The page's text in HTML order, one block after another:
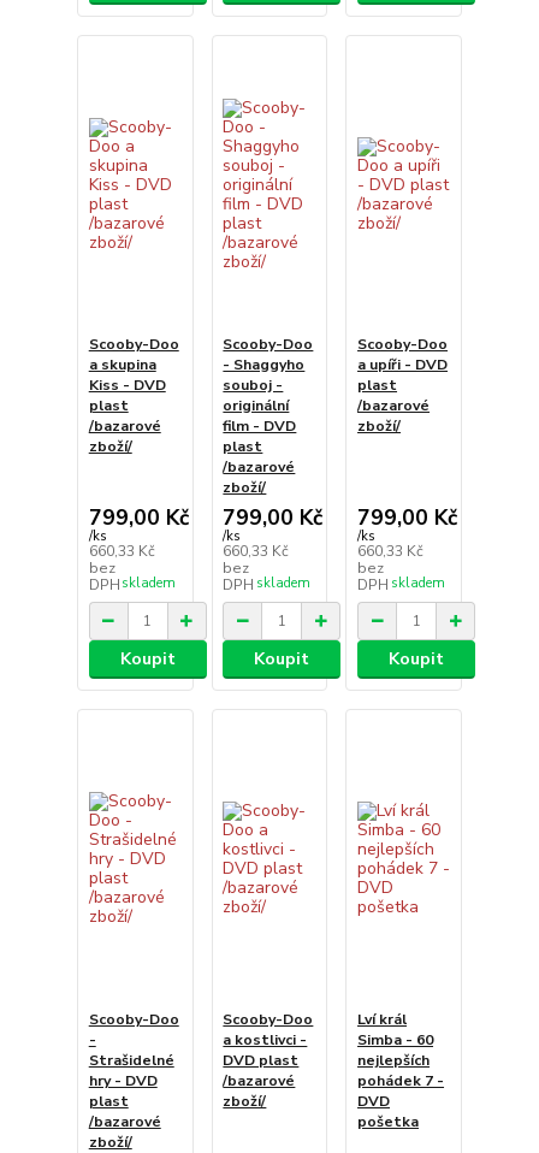
Scooby-Doo
a skupina
Kiss - DVD
plast
/bazarové
zboží/
799,00 Kč
/ks
660,33 Kč
bez
DPH skladem
Koupit
Scooby-Doo
- Shaggyho
souboj -
originální
film - DVD
plast
/bazarové
zboží/
799,00 Kč
/ks
660,33 Kč
bez
DPH skladem
Koupit
Scooby-Doo
a upíři - DVD
plast
/bazarové
zboží/
799,00 Kč
/ks
660,33 Kč
bez
DPH skladem
Koupit
Scooby-Doo
-
Strašidelné
hry - DVD
plast
/bazarové
zboží/
Scooby-Doo
a kostlivci -
DVD plast
/bazarové
zboží/
Lví král
Simba - 60
nejlepších
pohádek 7 -
DVD
pošetka